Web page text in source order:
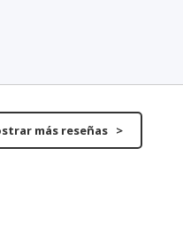
más reseñas >